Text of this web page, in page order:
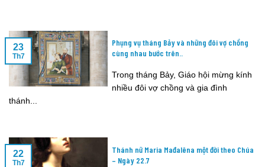
Phụng vụ tháng Bảy và những đôi vợ chồng
cùng nhau bước trên..
Trong tháng Bảy, Giáo hội mừng kính
nhiều đôi vợ chồng và gia đình
thánh...
23
Th7
Thánh nữ Maria Mađalêna một đời theo Chúa
– Ngày 22.7
22
Th7